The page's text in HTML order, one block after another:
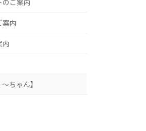
のご案内
案内
内
ちゃん】